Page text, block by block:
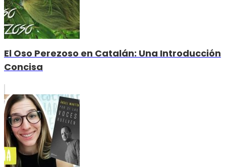
El Oso Perezoso en Catalán: Una Introducción
Concisa